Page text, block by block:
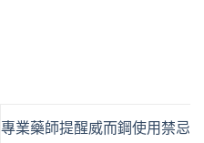
專業藥師提醒威而鋼使用禁忌